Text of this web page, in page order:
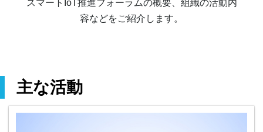
スマートIoT推進フォーラムの概要、組織の活動内
容などをご紹介します。
主な活動